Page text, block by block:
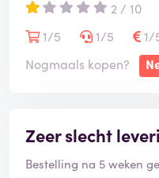
2 / 10
1/5
1/5 1/
Nogmaals kopen?
Zeer slecht
Bestelling na 5 weken